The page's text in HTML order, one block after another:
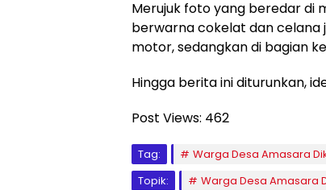
Merujuk foto yang beredar di
berwarna cokelat dan celana
motor, sedangkan di bagian
Hingga berita ini diturunkan,
Post Views: 462
Tag:
Warga Desa Amasara
Topik:
Warga Desa Amasara